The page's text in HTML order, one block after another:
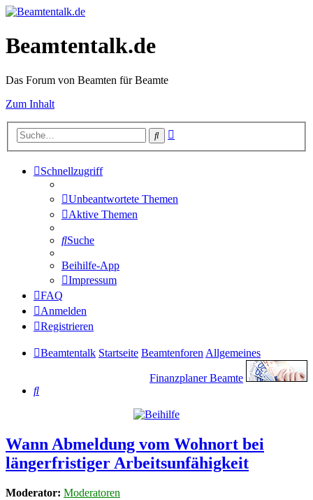
Beamtentalk.de
Das Forum von Beamten für Beamte
Zum Inhalt
Suche
Schnellzugriff
Unbeantwortete Themen
Aktive Themen
Suche
Beihilfe-App
Impressum
FAQ
Anmelden
Registrieren
Beamtentalk Startseite BeamtenforenAllgemeines
Finanzplaner Beamte
Suche
Wann Abmeldung vom Wohnort bei
längerfristiger Arbeitsunfähigkeit
Moderator: Moderatoren